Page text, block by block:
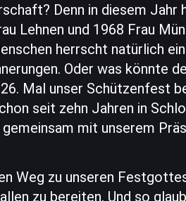
Denn in diesem Jahr
Lehnen und 1968 Frau
herrscht natürlich
Oder was könnte
Mal unser Schützenfest
seit zehn Jahren in
mit unserem
Weg zu unseren
zu bereiten. Und so